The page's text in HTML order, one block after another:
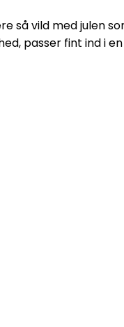
så vild med julen
passer fint ind i